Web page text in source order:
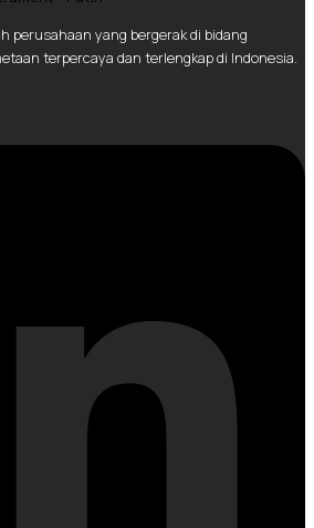
perusahaan yang bergerak di bidang
terpercaya dan terlengkap di Indonesia.